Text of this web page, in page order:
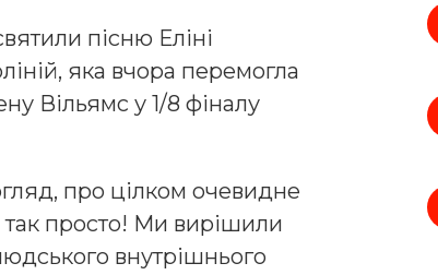
пісню Еліні
яка вчора перемогла
Вільямс у 1/8 фіналу
про цілком очевидне
просто! Ми вирішили
внутрішнього